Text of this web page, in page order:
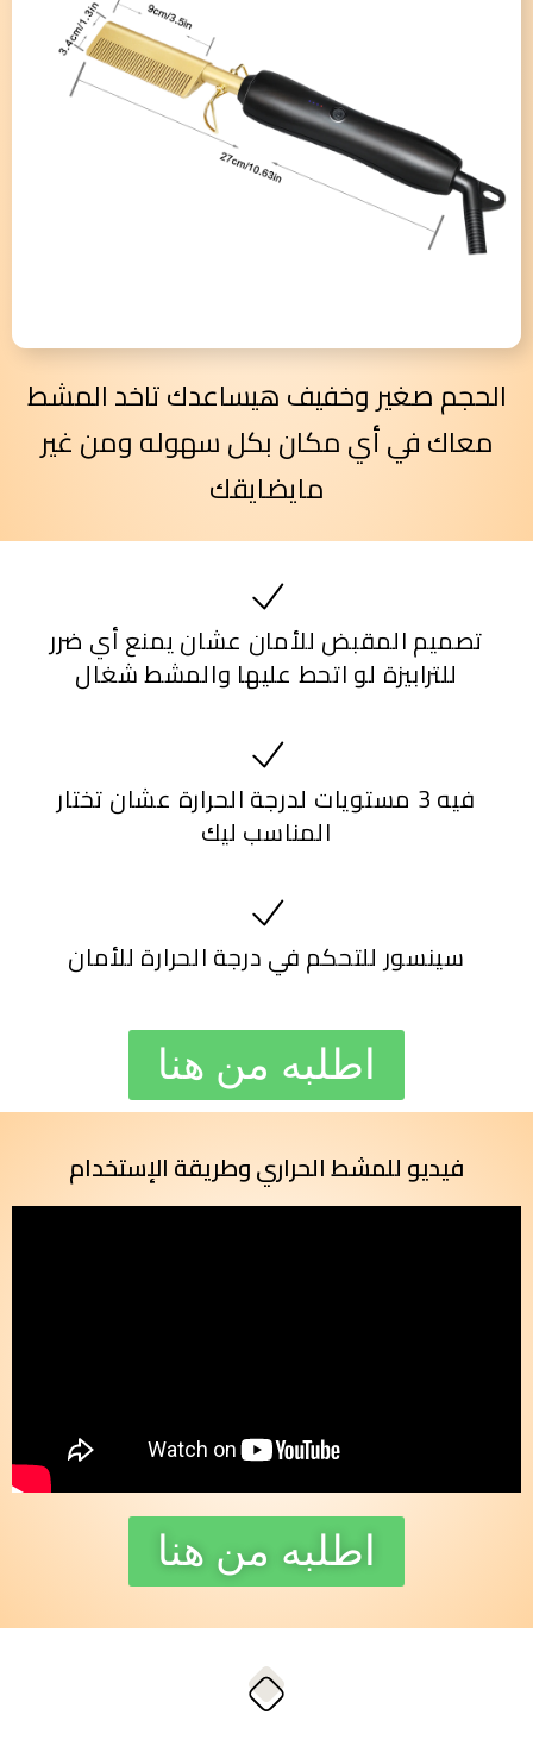
الحجم صغير وخفيف هيساعدك تاخد المشط
معاك في أي مكان بكل سهوله ومن غير
مايضايقك
تصميم المقبض للأمان عشان يمنع أي ضرر
للترابيزة لو اتحط عليها والمشط شغال
فيه 3 مستويات لدرجة الحرارة عشان تختار
المناسب ليك
سينسور للتحكم في درجة الحرارة للأمان
اطلبه من هنا
فيديو للمشط الحراري وطريقة الإستخدام
اطلبه من هنا